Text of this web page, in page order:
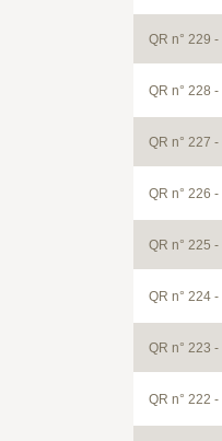
QR n° 229 -
QR n° 228 -
QR n° 227 -
QR n° 226 -
QR n° 225 -
QR n° 224 -
QR n° 223 -
QR n° 222 -